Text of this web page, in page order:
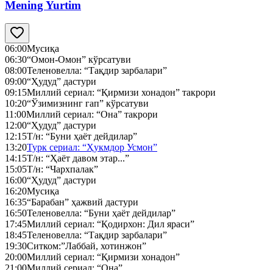
Mening Yurtim
06:00Мусиқа
06:30“Омон-Омон” кўрсатуви
08:00Теленовелла: “Тақдир зарбалари”
09:00“Ҳудуд” дастури
09:15Миллий сериал: “Қирмизи хонадон” такрори
10:20“Ўзимизнинг гап” кўрсатуви
11:00Миллий сериал: “Она” такрори
12:00“Ҳудуд” дастури
12:15Т/н: “Буни ҳаёт дейдилар”
13:20Турк сериал: “Ҳукмдор Усмон”
14:15Т/н: “Ҳаёт давом этар...”
15:05Т/н: “Чархпалак”
16:00“Ҳудуд” дастури
16:20Мусиқа
16:35“Барабан” ҳажвий дастури
16:50Теленовелла: “Буни ҳаёт дейдилар”
17:45Миллий сериал: “Қодирхон: Дил яраси”
18:45Теленовелла: “Тақдир зарбалари”
19:30Ситком:”Лаббай, хотинжон”
20:00Миллий сериал: “Қирмизи хонадон”